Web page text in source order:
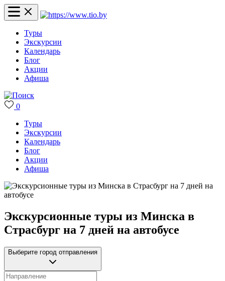
Туры
Экскурсии
Календарь
Блог
Акции
Афиша
0
Туры
Экскурсии
Календарь
Блог
Акции
Афиша
Экскурсионные туры из Минска в
Страсбург на 7 дней на автобусе
Выберите город отправления